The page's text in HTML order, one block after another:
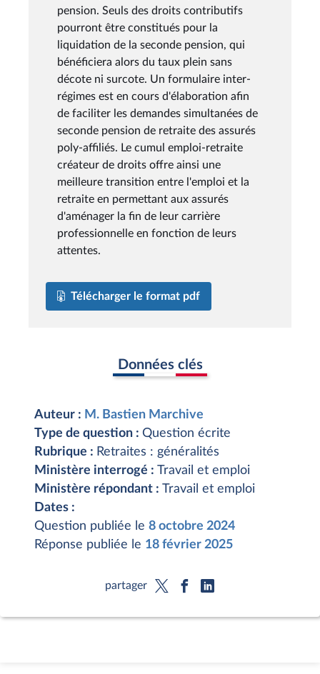
pension. Seuls des droits contributifs
pourront être constitués pour la
liquidation de la seconde pension, qui
bénéficiera alors du taux plein sans
décote ni surcote. Un formulaire inter-
régimes est en cours d'élaboration afin
de faciliter les demandes simultanées de
seconde pension de retraite des assurés
poly-affiliés. Le cumul emploi-retraite
créateur de droits offre ainsi une
meilleure transition entre l'emploi et la
retraite en permettant aux assurés
d'aménager la fin de leur carrière
professionnelle en fonction de leurs
attentes.
Télécharger le format pdf
Données clés
Auteur : M. Bastien Marchive
Type de question : Question écrite
Rubrique : Retraites : généralités
Ministère interrogé : Travail et emploi
Ministère répondant : Travail et emploi
Dates :
Question publiée le 8 octobre 2024
Réponse publiée le 18 février 2025
partager